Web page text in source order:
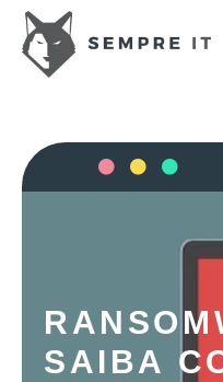
SAIBA